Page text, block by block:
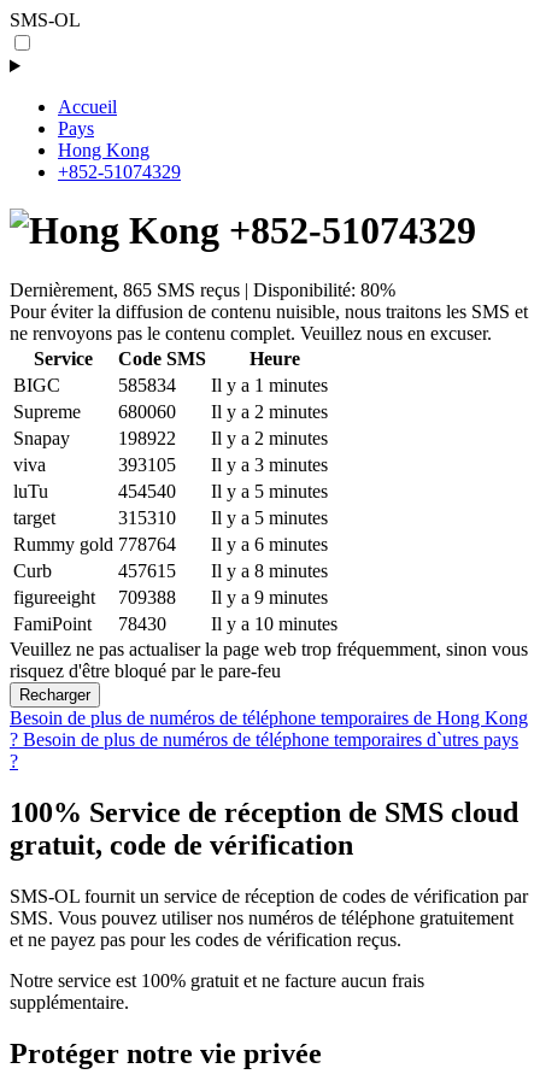
SMS-OL
Accueil
Pays
Hong Kong
+852-51074329
+852-51074329
Dernièrement, 865 SMS reçus | Disponibilité: 80%
Pour éviter la diffusion de contenu nuisible, nous traitons les SMS et
ne renvoyons pas le contenu complet. Veuillez nous en excuser.
Service
Code SMS
Heure
BIGC
585834
Il y a 1 minutes
Supreme
680060
Il y a 2 minutes
Snapay
198922
Il y a 2 minutes
viva
393105
Il y a 3 minutes
luTu
454540
Il y a 5 minutes
target
315310
Il y a 5 minutes
Rummy gold 778764
Il y a 6 minutes
Curb
457615
Il y a 8 minutes
figureeight
709388
Il y a 9 minutes
FamiPoint
78430
Il y a 10 minutes
Veuillez ne pas actualiser la page web trop fréquemment, sinon vous
risquez d'être bloqué par le pare-feu
Recharger
Besoin de plus de numéros de téléphone temporaires de Hong Kong
? Besoin de plus de numéros de téléphone temporaires d`utres pays
?
100% Service de réception de SMS cloud
gratuit, code de vérification
SMS-OL fournit un service de réception de codes de vérification par
SMS. Vous pouvez utiliser nos numéros de téléphone gratuitement
et ne payez pas pour les codes de vérification reçus.
Notre service est 100% gratuit et ne facture aucun frais
supplémentaire.
Protéger notre vie privée